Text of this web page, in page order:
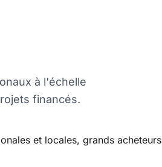
à l'échelle
financés.
et locales, grands acheteurs